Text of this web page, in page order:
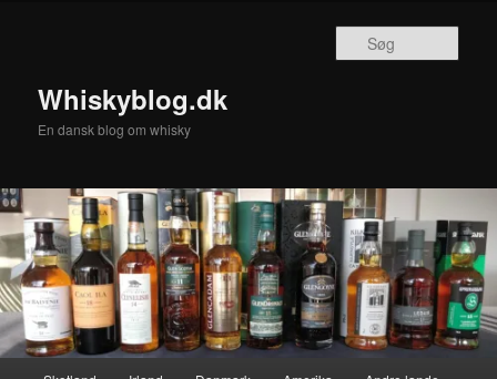
Whiskyblog.dk
En dansk blog om whisky